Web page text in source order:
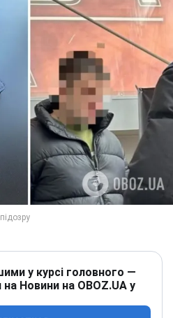
у курсі головного —
на Новини на OBOZ.UA у